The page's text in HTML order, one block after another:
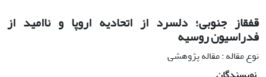
قفقاز جنوبی؛ دلسرد از اتحادیه اروپا و ناامید از
فدراسیون روسیه
نوع مقاله : مقاله پژوهشی